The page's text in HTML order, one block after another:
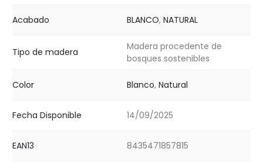
Acabado BLANCO, NATURAL
Tipo de madera
Madera procedente de
bosques sostenibles
Color Blanco, Natural
Fecha Disponible 14/09/2025
EAN13 8435471857815